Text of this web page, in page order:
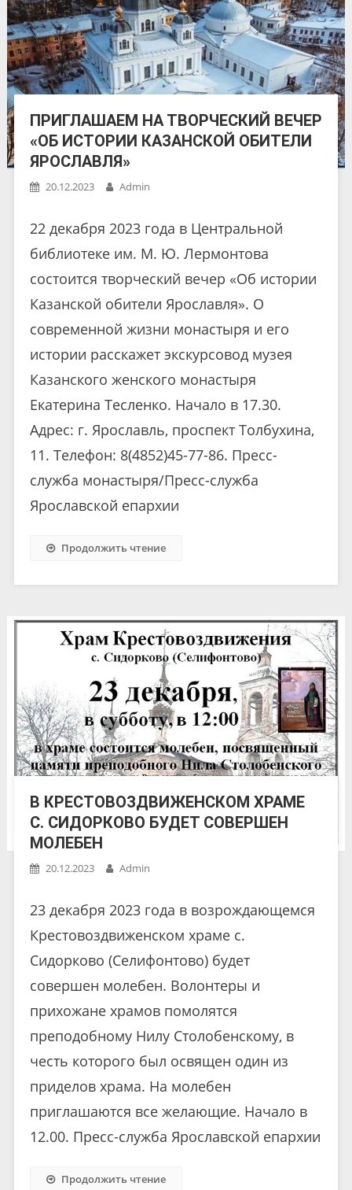
ПРИГЛАШАЕМ НА ТВОРЧЕСКИЙ ВЕЧЕР
«ОБ ИСТОРИИ КАЗАНСКОЙ ОБИТЕЛИ
ЯРОСЛАВЛЯ»
20.12.2023 Admin
22 декабря 2023 года в Центральной
библиотеке им. М. Ю. Лермонтова
состоится творческий вечер «Об истории
Казанской обители Ярославля». О
современной жизни монастыря и его
истории расскажет экскурсовод музея
Казанского женского монастыря
Екатерина Тесленко. Начало в 17.30.
Адрес: г. Ярославль, проспект Толбухина,
11. Телефон: 8(4852)45-77-86. Пресс-
служба монастыря/Пресс-служба
Ярославской епархии
Продолжить чтение
В КРЕСТОВОЗДВИЖЕНСКОМ ХРАМЕ
С. СИДОРКОВО БУДЕТ СОВЕРШЕН
МОЛЕБЕН
20.12.2023 Admin
23 декабря 2023 года в возрождающемся
Крестовоздвиженском храме с.
Сидорково (Селифонтово) будет
совершен молебен. Волонтеры и
прихожане храмов помолятся
преподобному Нилу Столобенскому, в
честь которого был освящен один из
приделов храма. На молебен
приглашаются все желающие. Начало в
12.00. Пресс-служба Ярославской епархии
Продолжить чтение